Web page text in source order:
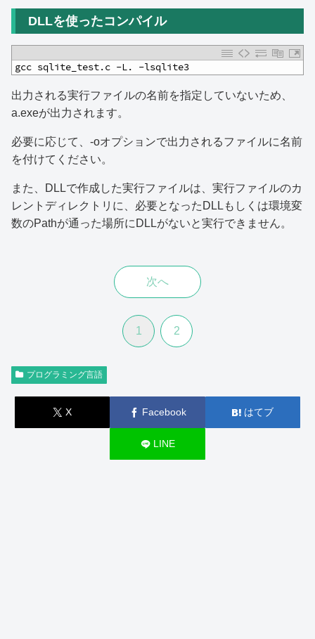
DLLを使ったコンパイル
gcc sqlite_test.c -L. -lsqlite3
出力される実行ファイルの名前を指定していないため、
a.exeが出力されます。
必要に応じて、-oオプションで出力されるファイルに名前
を付けてください。
また、DLLで作成した実行ファイルは、実行ファイルのカ
レントディレクトリに、必要となったDLLもしくは環境変
数のPathが通った場所にDLLがないと実行できません。
次へ
1 2
プログラミング言語
X Facebook はてブ
LINE